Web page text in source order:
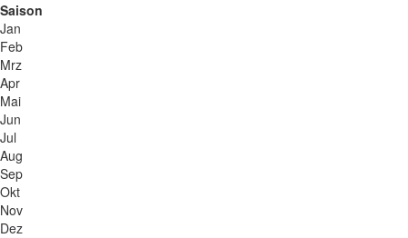
Saison
Jan
Feb
Mrz
Apr
Mai
Jun
Jul
Aug
Sep
Okt
Nov
Dez